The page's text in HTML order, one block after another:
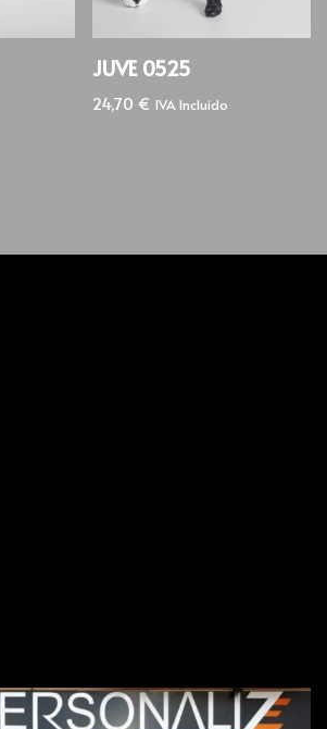
JUVE 0525
24,70€ IVA Incluido